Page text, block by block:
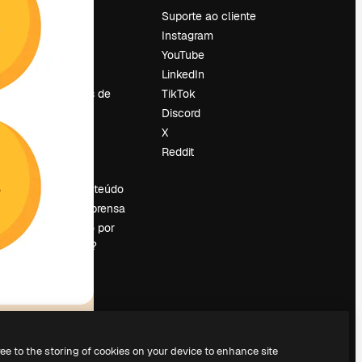
Preços
Sobre nós
Reviews
Tendências de
Slidesgo
Vender conteúdo
Sala de imprensa
Procurando por
magnific.ai?
Suporte ao cliente
Instagram
YouTube
LinkedIn
TikTok
Discord
X
Reddit
to the storing of cookies on your device to enhance site